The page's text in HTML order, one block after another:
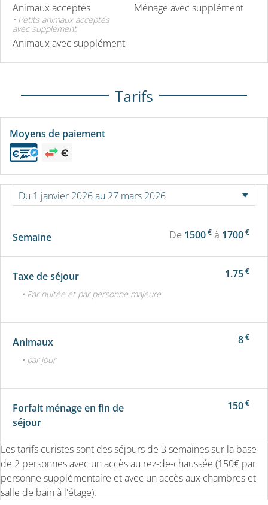
Animaux acceptés
• Petits animaux acceptés
avec supplément
Animaux avec supplément
Ménage avec supplément
Tarifs
Moyens de paiement
Semaine De 1500€ à 1700€
Taxe de séjour 1.75€
• Par nuitée et par personne majeure.
Animaux 8€
• par jour
Forfait ménage en fin de
séjour
150€
Les tarifs curistes sont des séjours de 3 semaines sur la base
de 2 personnes avec un accès au rez-de-chaussée (150€ par
personne supplémentaire et avec un accès aux chambres et
salle de bain à l'étage).